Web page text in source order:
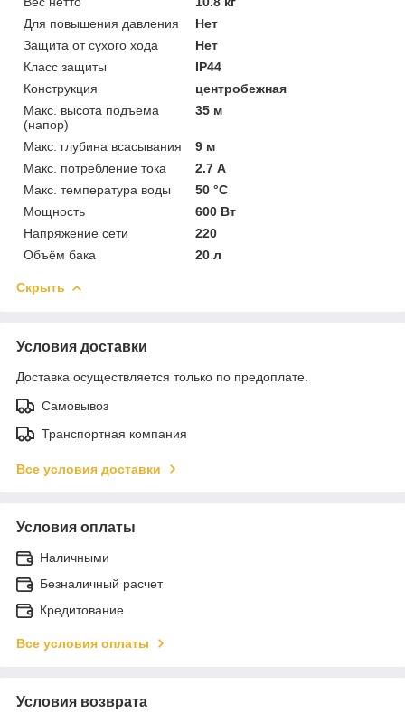
Для повышения давления
Нет
Защита от сухого хода
Нет
Класс защиты
IP44
Конструкция
центробежная
Макс. высота подъема
(напор)
35 м
Макс. глубина всасывания
9 м
Макс. потребление тока
2.7 А
Макс. температура воды
50 °C
Мощность
600 Вт
Напряжение сети
220
Объём бака
20 л
Скрыть
Условия доставки
Доставка осуществляется только по предоплате.
Самовывоз
Транспортная компания
Все условия доставки
Условия оплаты
Наличными
Безналичный расчет
Кредитование
Все условия оплаты
Условия возврата